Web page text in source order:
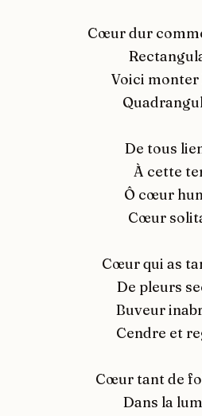
Cœur dur
Voici
De tous
À cette
Ô cœur
Cœur
Cœur qui as
De pleurs
Buveur
Cendre et
Cœur tant de
Dans la